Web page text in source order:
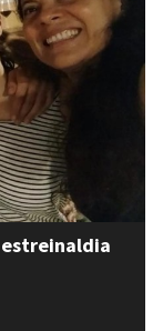
estreinaldia